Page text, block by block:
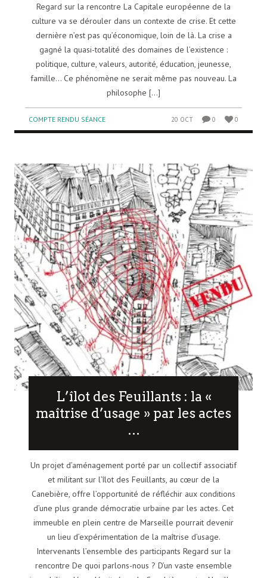
Regard sur la rencontre La Capitale européenne de la
culture va se dérouler dans un contexte de crise. Et cette
dernière n’est pas qu’économique, loin de là. La crise a
gagné la quasi-totalité des domaines de l’existence :
politique, culture, valeurs, autorité, éducation, jeunesse,
famille… Ce phénomène ne serait même pas nouveau. La
philosophe [...]
COMPTE RENDU SÉANCE 20 OCT 0 0
L’îlot des Feuillants : la «
maîtrise d’usage » par les actes
…
Un projet d’aménagement porté par un collectif associatif
et militant sur l’îlot des Feuillants, au cœur de la
Canebière, offre l’opportunité de réfléchir aux conditions
d’une plus grande démocratie urbaine par les actes. Cet
immeuble en plein centre de Marseille pourrait devenir
un lieu d’expérimentation de la maîtrise d’usage.
Intervenants l’ensemble des participants Regard sur la
rencontre De quoi parlons-nous ? D’un vaste ensemble